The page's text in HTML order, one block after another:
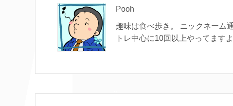
Pooh
趣味は食べ歩き。 ニックネーム
トレ中心に10回以上やってますよ